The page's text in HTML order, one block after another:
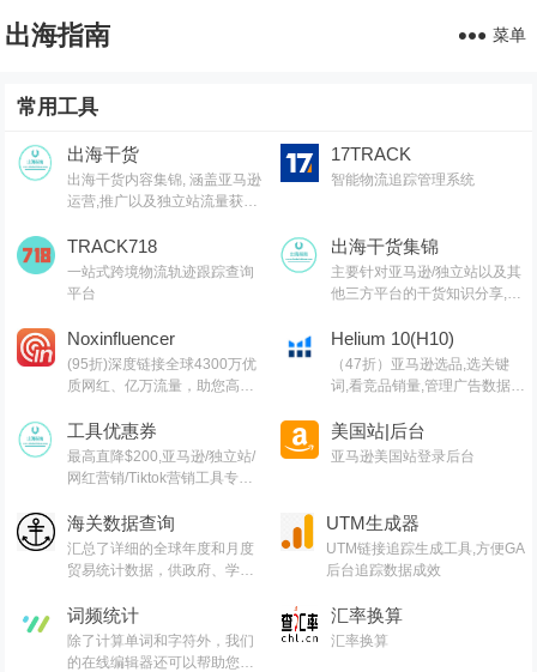
出海指南 菜单
常用工具
出海干货
出海干货内容集锦, 涵盖亚马逊
运营,推广以及独立站流量获取
17TRACK
智能物流追踪管理系统
TRACK718
一站式跨境物流轨迹跟踪查询
平台
出海干货集锦
主要针对亚马逊/独立站以及其
他三方平台的干货知识分享,涵
盟营销,SEO等常用工具以及出
海干货集锦,欢迎关注
Noxinfluencer
(95折)深度链接全球4300万优
质网红、亿万流量，助您高效
Helium 10(H10)
（47折）亚马逊选品,选关键
词,看竞品销量,管理广告数据,
支持沃尔玛）
工具优惠券
最高直降$200,亚马逊/独立站/
网红营销/Tiktok营销工具专属
美国站|后台
亚马逊美国站登录后台
海关数据查询
汇总了详细的全球年度和月度
贸易统计数据，供政府、学术
UTM生成器
UTM链接追踪生成工具,方便GA
后台追踪数据成效
词频统计
除了计算单词和字符外，我们
的在线编辑器还可以帮助您改
汇率换算
汇率换算